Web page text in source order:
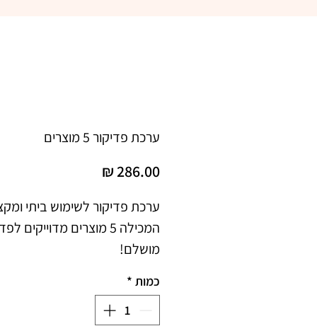
ערכת פדיקור 5 מוצרים
ערכת פדיקור לשימוש ביתי
המכילה 5 מוצרים מדוייקים
מושלם!
כמות *